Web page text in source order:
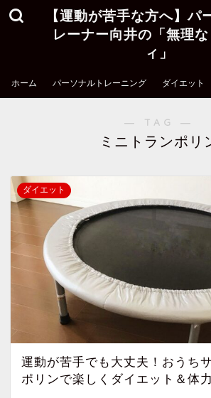
【運動が苦手な方へ】パ
レーナー向井の「無理
ィ」
ホーム パーソナルトレーニング ダイエット
― TAG ―
ミニトランポリ
ダイエット
運動が苦手でも大丈夫！おうち
ポリンで楽しくダイエット＆体